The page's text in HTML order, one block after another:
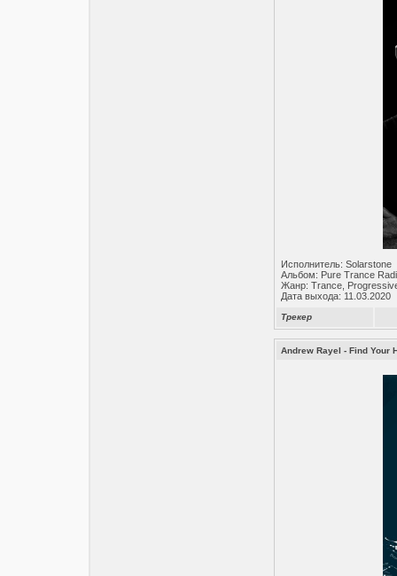
Исполнитель: Solarstone
Альбом: Pure Trance
Жанр: Trance,
Дата выхода: 11.03.2020
Трекер
Andrew Rayel - Find Your